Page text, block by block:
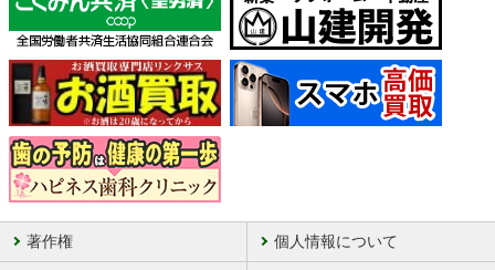
著作権 個人情報について